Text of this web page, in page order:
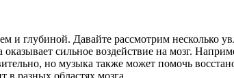
и глубиной. Давайте рассмотрим несколько
сильное воздействие на мозг.
но музыка также может помочь